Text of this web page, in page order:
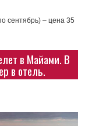
сентябрь) – цена 35
в Майами. В
в отель.